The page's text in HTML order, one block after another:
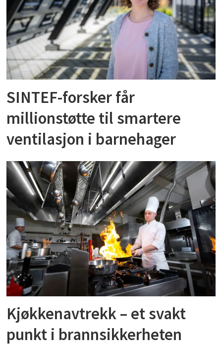
SINTEF-forsker får
millionstøtte til smartere
ventilasjon i barnehager
Kjøkkenavtrekk – et svakt
punkt i brannsikkerheten